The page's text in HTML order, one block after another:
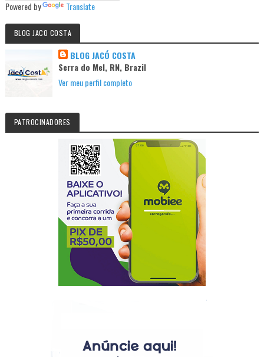
Powered by Translate
BLOG JACO COSTA
BLOG JACÓ COSTA
Serra do Mel, RN, Brazil
Ver meu perfil completo
PATROCINADORES